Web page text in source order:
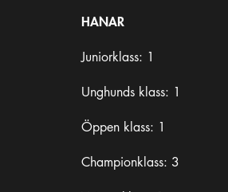
HANAR
Juniorklass: 1
Unghunds klass: 1
Öppen klass: 1
Championklass: 3